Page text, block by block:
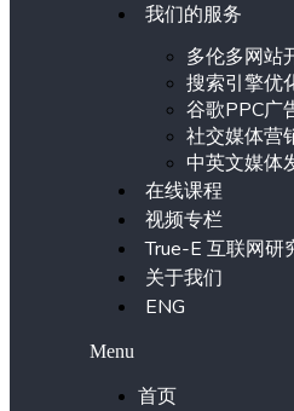
我们的服务
多伦多网站
搜索引擎优
谷歌PPC广
社交媒体营
中英文媒体
在线课程
视频专栏
True-E 互联网研
关于我们
ENG
Menu
首页